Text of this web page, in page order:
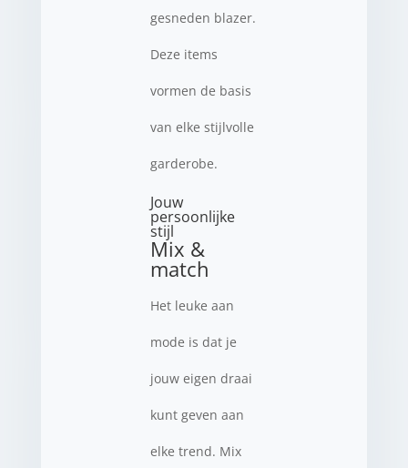
gesneden blazer.
Deze items
vormen de basis
van elke stijlvolle
garderobe.
Jouw
persoonlijke
stijl
Mix &
match
Het leuke aan
mode is dat je
jouw eigen draai
kunt geven aan
elke trend. Mix